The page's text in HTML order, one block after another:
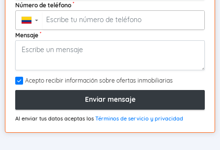
Número de teléfono *
▼
Mensaje *
Acepto recibir información sobre ofertas inmobiliarias
Enviar mensaje
Al enviar tus datos aceptas los Términos de servicio y privacidad